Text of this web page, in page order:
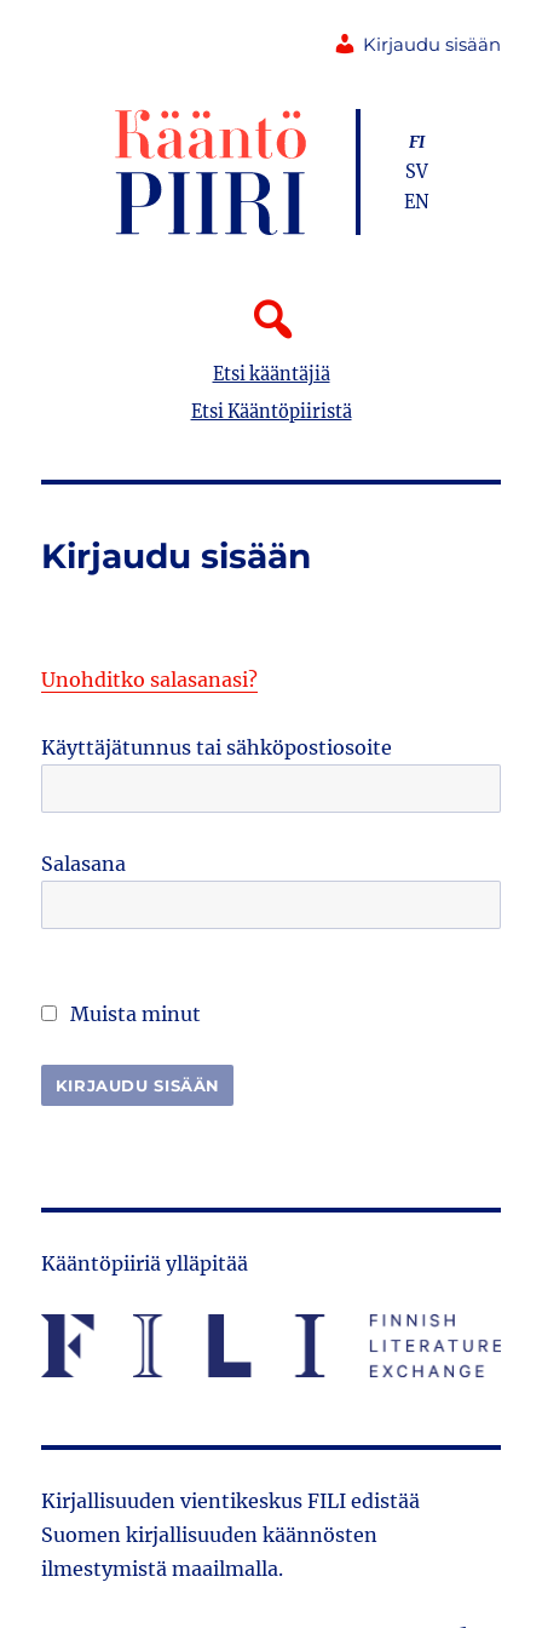
Kirjaudu sisään
Etsi kääntäjiä
Etsi Kääntöpiiristä
FI
SV
EN
Kirjaudu sisään
Unohditko salasanasi?
Käyttäjätunnus tai sähköpostiosoite
Salasana
Muista minut
Kääntöpiiriä ylläpitää
Kirjallisuuden vientikeskus FILI edistää
Suomen kirjallisuuden käännösten
ilmestymistä maailmalla.